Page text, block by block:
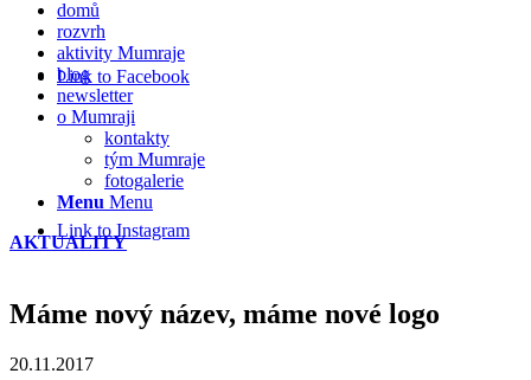
Link to Facebook
Link to Instagram
domů
rozvrh
aktivity Mumraje
blog
newsletter
o Mumraji
kontakty
tým Mumraje
fotogalerie
Menu Menu
AKTUALITY
Máme nový název, máme nové logo
20.11.2017